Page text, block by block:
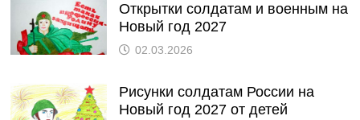
Открытки солдатам и военным на
Новый год 2027
02.03.2026
Рисунки солдатам России на
Новый год 2027 от детей